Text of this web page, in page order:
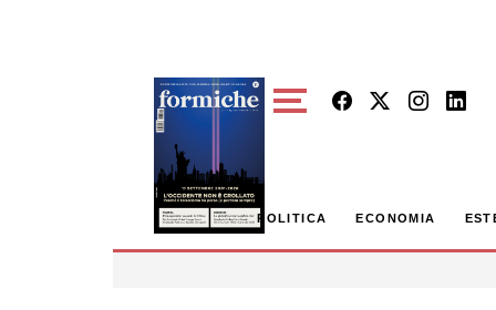
POLITICA ECONOMIA